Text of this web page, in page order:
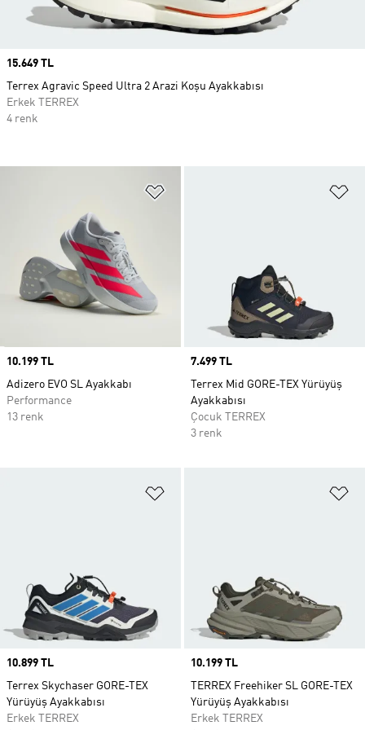
Price
10.199 TL
Adizero EVO SL Ayakkabı
Performance
13 renk
Price
7.499 TL
Terrex Mid GORE-TEX Yürüyüş
Ayakkabısı
Çocuk TERREX
3 renk
Price
10.899 TL
Terrex Skychaser GORE-TEX
Yürüyüş Ayakkabısı
Erkek TERREX
Price
10.199 TL
TERREX Freehiker SL GORE-TEX
Yürüyüş Ayakkabısı
Erkek TERREX
Price
15.649 TL
Terrex Agravic Speed Ultra 2 Arazi Koşu Ayakkabısı
Erkek TERREX
4 renk